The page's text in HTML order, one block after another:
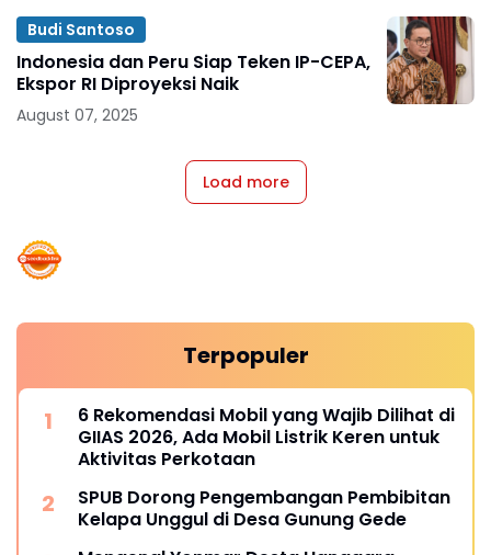
Budi Santoso
Indonesia dan Peru Siap Teken IP-CEPA,
Ekspor RI Diproyeksi Naik
August 07, 2025
Load more
Terpopuler
6 Rekomendasi Mobil yang Wajib Dilihat di
GIIAS 2026, Ada Mobil Listrik Keren untuk
Aktivitas Perkotaan
SPUB Dorong Pengembangan Pembibitan
Kelapa Unggul di Desa Gunung Gede